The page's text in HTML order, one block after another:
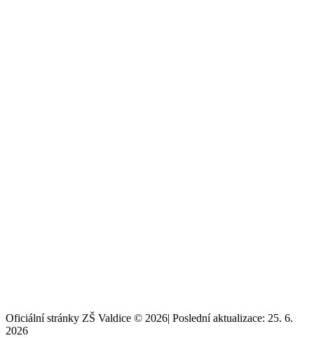
Oficiální stránky ZŠ Valdice © 2026| Poslední aktualizace: 25. 6.
2026